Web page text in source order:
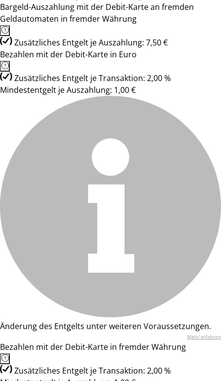
Bargeld-Auszahlung mit der Debit-Karte an fremden
Geldautomaten in fremder Währung
Zusätzliches Entgelt je Auszahlung: 7,50 €
Bezahlen mit der Debit-Karte in Euro
Zusätzliches Entgelt je Transaktion: 2,00 %
Mindestentgelt je Auszahlung: 1,00 €
Änderung des Entgelts unter weiteren Voraussetzungen.
Mehr erfahren
Bezahlen mit der Debit-Karte in fremder Währung
Zusätzliches Entgelt je Transaktion: 2,00 %